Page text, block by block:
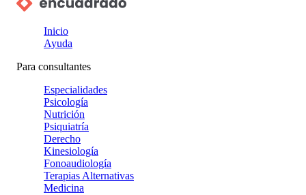
Inicio
Ayuda
Para consultantes
Especialidades
Psicología
Nutrición
Psiquiatría
Derecho
Kinesiología
Fonoaudiología
Terapias Alternativas
Medicina